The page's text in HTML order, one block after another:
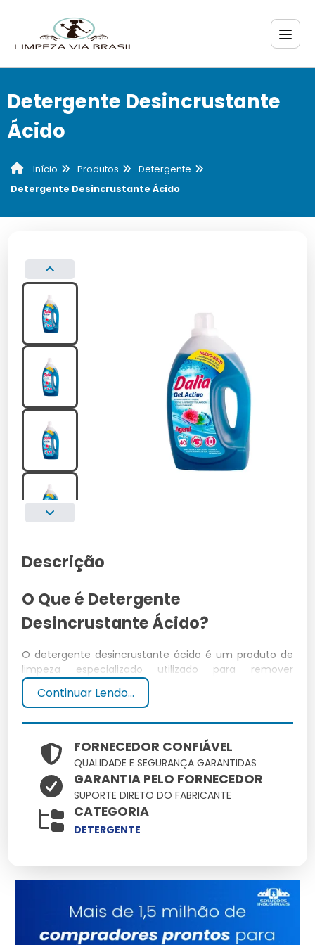
Detergente Desincrustante
Ácido
Início Produtos
Detergente
Detergente Desincrustante Ácido
Descrição
O Que é Detergente
Desincrustante Ácido?
O detergente desincrustante ácido é um produto de
limpeza especializado utilizado para remover
incrustações e resíduos de superfícies como metais e
cerâmicas.
Composto principalmente por ácidos inorgânicos,
surfactantes e agentes estabilizantes, sua fórmula é
desenvolvida para dissolver depósitos minerais.
Principais Aplicações
Utilizado em ambientes industriais e domésticos para
limpeza de superfícies que acumulam depósitos
Benefícios do Uso de Detergente
Continuar Lendo...
FORNECEDOR CONFIÁVEL
QUALIDADE E SEGURANÇA GARANTIDAS
GARANTIA PELO FORNECEDOR
SUPORTE DIRETO DO FABRICANTE
CATEGORIA
DETERGENTE